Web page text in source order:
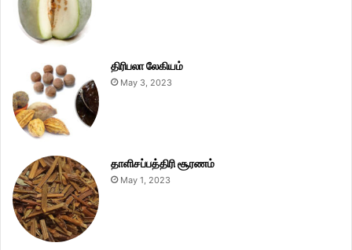
திரிபலா லேகியம்
May 3, 2023
தாளிசப்பத்திரி சூரணம்
May 1, 2023